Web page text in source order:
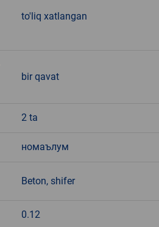
to'liq xatlangan
bir qavat
2 ta
номаълум
Beton, shifer
0.12